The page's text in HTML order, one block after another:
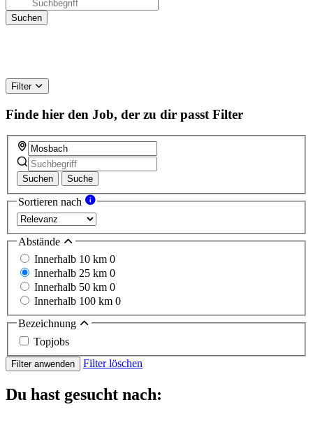
Filter
Finde hier den Job, der zu dir passt Filter
Suchen Suche
Sortieren nach
Abstände
Innerhalb 10 km 0
Innerhalb 25 km 0
Innerhalb 50 km 0
Innerhalb 100 km 0
Bezeichnung
Topjobs
Filter anwenden Filter löschen
Du hast gesucht nach: